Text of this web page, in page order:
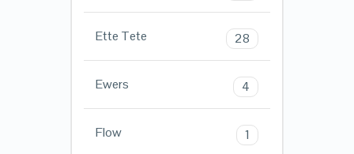
Ette Tete 28
Ewers 4
Flow 1